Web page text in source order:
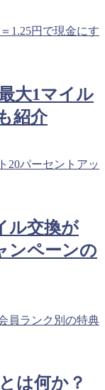
大1マイル
紹介
ル交換が
ンペーンの
は何か？